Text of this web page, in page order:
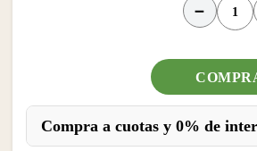
－
Compra a cuotas y 0% de